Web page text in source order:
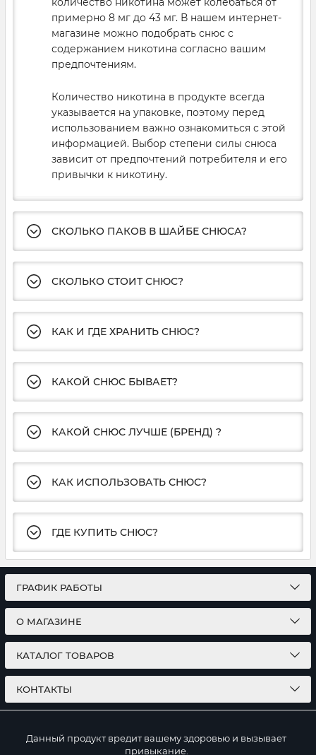
примерно 8 мг до 43 мг. В нашем интернет-
магазине можно подобрать снюс с
содержанием никотина согласно вашим
предпочтениям.
Количество никотина в продукте всегда
указывается на упаковке, поэтому перед
использованием важно ознакомиться с этой
информацией. Выбор степени силы снюса
зависит от предпочтений потребителя и его
привычки к никотину.
СКОЛЬКО ПАКОВ В ШАЙБЕ СНЮСА?
СКОЛЬКО СТОИТ СНЮС?
КАК И ГДЕ ХРАНИТЬ СНЮС?
КАКОЙ СНЮС БЫВАЕТ?
КАКОЙ СНЮС ЛУЧШЕ (БРЕНД) ?
КАК ИСПОЛЬЗОВАТЬ СНЮС?
ГДЕ КУПИТЬ СНЮС?
ГРАФИК РАБОТЫ
О МАГАЗИНЕ
КАТАЛОГ ТОВАРОВ
КОНТАКТЫ
Данный продукт вредит вашему здоровью и вызывает
привыкание.